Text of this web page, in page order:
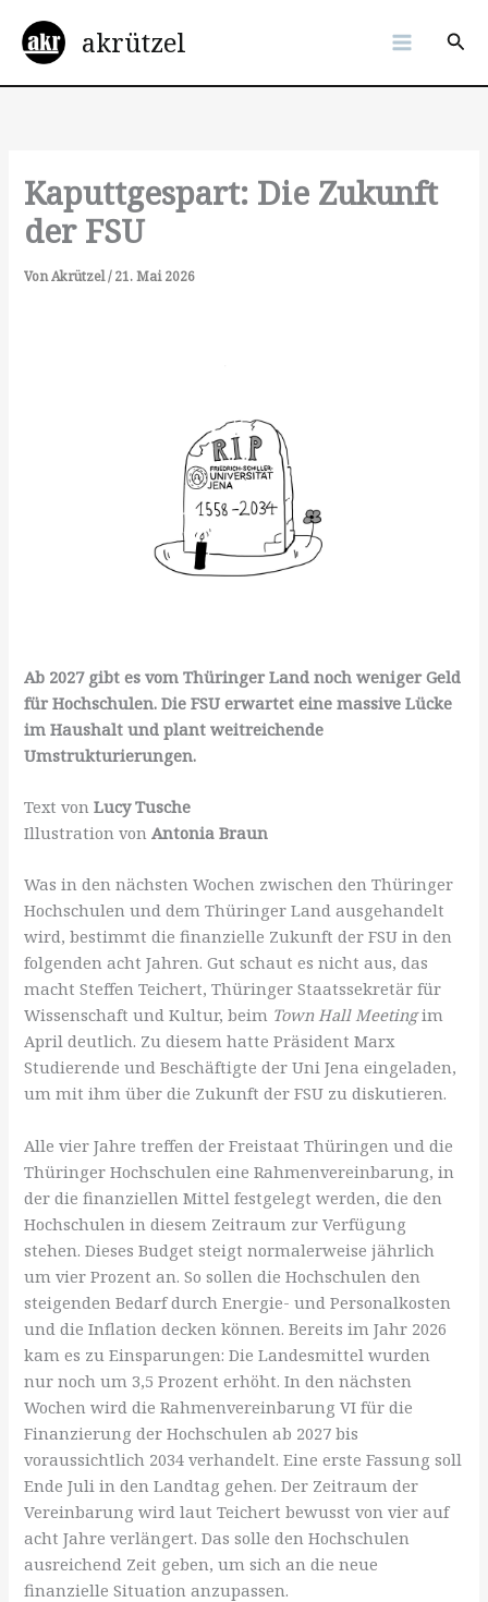
Inhalt
springen
akrützel
Kaputtgespart: Die Zukunft
der FSU
VonAkrützel/21. Mai 2026
Ab 2027 gibt es vom Thüringer Land noch weniger Geld
für Hochschulen. Die FSU erwartet eine massive Lücke
im Haushalt und plant weitreichende
Umstrukturierungen.
Text vonLucy Tusche
Illustration vonAntonia Braun
Was in den nächsten Wochen zwischen den Thüringer
Hochschulen und dem Thüringer Land ausgehandelt
wird, bestimmt die finanzielle Zukunft der FSU in den
folgenden acht Jahren. Gut schaut es nicht aus, das
macht Steffen Teichert, Thüringer Staatssekretär für
Wissenschaft und Kultur, beim Town Hall Meetingim
April deutlich. Zu diesem hatte Präsident Marx
Studierende und Beschäftigte der Uni Jena eingeladen,
um mit ihm über die Zukunft der FSU zu diskutieren.
Alle vier Jahre treffen der Freistaat Thüringen und die
Thüringer Hochschulen eine Rahmenvereinbarung, in
der die finanziellen Mittel festgelegt werden, die den
Hochschulen in diesem Zeitraum zur Verfügung
stehen. Dieses Budget steigt normalerweise jährlich
um vier Prozent an. So sollen die Hochschulen den
steigenden Bedarf durch Energie- und Personalkosten
und die Inflation decken können. Bereits im Jahr 2026
kam es zu Einsparungen: Die Landesmittel wurden
nur noch um 3,5 Prozent erhöht. In den nächsten
Wochen wird die Rahmenvereinbarung VI für die
Finanzierung der Hochschulen ab 2027 bis
voraussichtlich 2034 verhandelt. Eine erste Fassung soll
Ende Juli in den Landtag gehen. Der Zeitraum der
Vereinbarung wird laut Teichert bewusst von vier auf
acht Jahre verlängert. Das solle den Hochschulen
ausreichend Zeit geben, um sich an die neue
finanzielle Situation anzupassen.